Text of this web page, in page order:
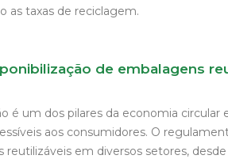
as taxas de reciclagem.
de embalagens
é um dos pilares da economia circular
aos consumidores. O
reutilizáveis em diversos setores,